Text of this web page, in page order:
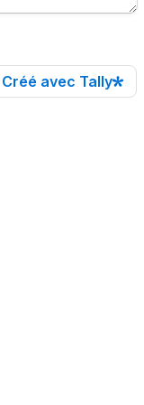
Créé avec Tally